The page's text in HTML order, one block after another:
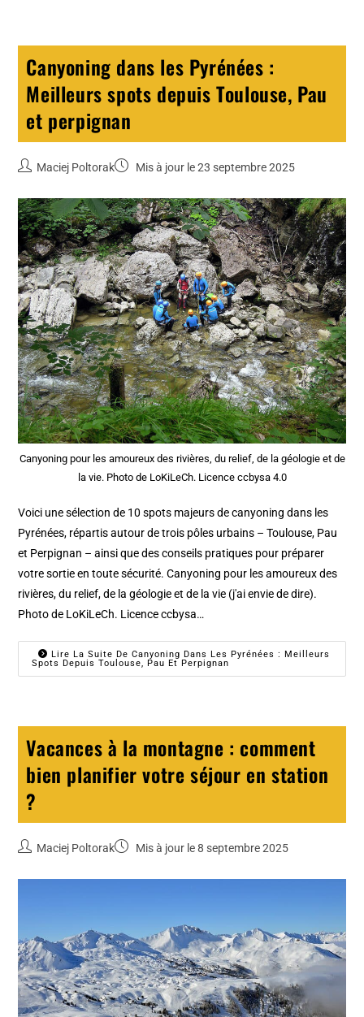
Canyoning dans les Pyrénées :
Meilleurs spots depuis Toulouse, Pau
et perpignan
Maciej Poltorak Mis à jour le 23 septembre 2025
Canyoning pour les amoureux des rivières, du relief, de la géologie et de
la vie. Photo de LoKiLeCh. Licence ccbysa 4.0
Voici une sélection de 10 spots majeurs de canyoning dans les
Pyrénées, répartis autour de trois pôles urbains – Toulouse, Pau
et Perpignan – ainsi que des conseils pratiques pour préparer
votre sortie en toute sécurité. Canyoning pour les amoureux des
rivières, du relief, de la géologie et de la vie (j'ai envie de dire).
Photo de LoKiLeCh. Licence ccbysa…
Lire La Suite De Canyoning Dans Les Pyrénées : Meilleurs
Spots Depuis Toulouse, Pau Et Perpignan
Vacances à la montagne : comment
bien planifier votre séjour en station
?
Maciej Poltorak Mis à jour le 8 septembre 2025